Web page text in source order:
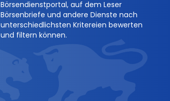
Börsendienstportal, auf dem Leser
Börsenbriefe und andere Dienste nach
unterschiedlichsten Kritereien bewerten
und filtern können.